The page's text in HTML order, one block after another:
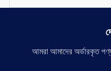
আমরা আমাদের অর্ডারকৃত পণ্য